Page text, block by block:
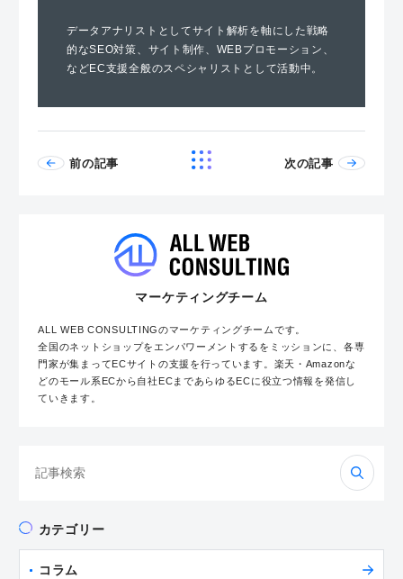
データアナリストとしてサイト解析を軸にした戦略
的なSEO対策、サイト制作、WEBプロモーション、
などEC支援全般のスペシャリストとして活動中。
前の記事 次の記事
マーケティングチーム
ALL WEB CONSULTINGのマーケティングチームです。
全国のネットショップをエンパワーメントするをミッションに、各専
門家が集まってECサイトの支援を行っています。楽天・Amazonな
どのモール系ECから自社ECまであらゆるECに役立つ情報を発信し
ていきます。
検
カテゴリー
コラム